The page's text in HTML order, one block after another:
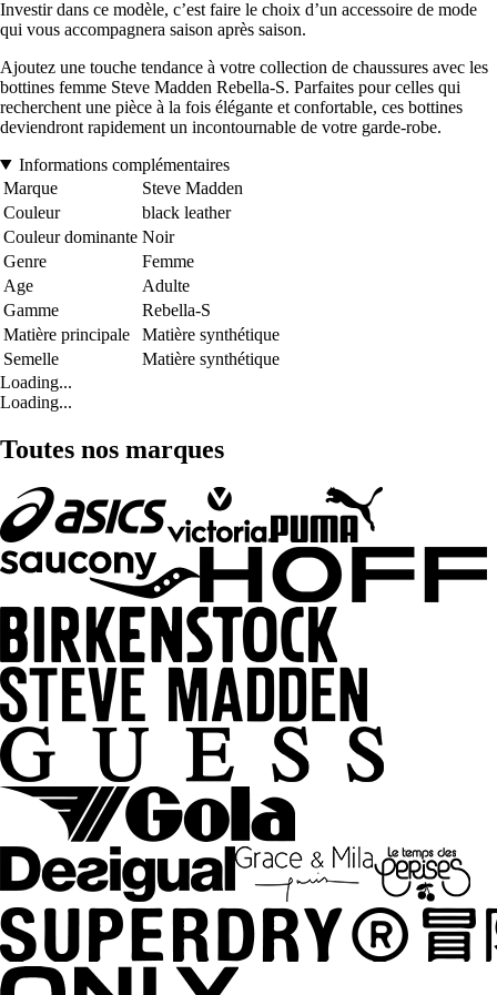
Investir dans ce modèle, c’est faire le choix d’un accessoire de mode
qui vous accompagnera saison après saison.
Ajoutez une touche tendance à votre collection de chaussures avec les
bottines femme Steve Madden Rebella-S. Parfaites pour celles qui
recherchent une pièce à la fois élégante et confortable, ces bottines
deviendront rapidement un incontournable de votre garde-robe.
Informations complémentaires
Marque
Steve Madden
Couleur
black leather
Couleur dominante Noir
Genre
Femme
Age
Adulte
Gamme
Rebella-S
Matière principale
Matière synthétique
Semelle
Matière synthétique
Loading...
Loading...
Toutes nos marques